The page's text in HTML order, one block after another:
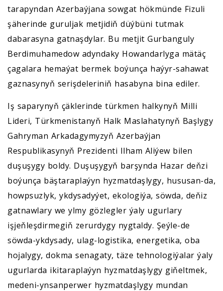
tarapyndan Azerbaýjana sowgat hökmünde Fizuli
şäherinde guruljak metjidiň düýbüni tutmak
dabarasyna gatnaşdylar. Bu metjit Gurbanguly
Berdimuhamedow adyndaky Howandarlyga mätäç
çagalara hemaýat bermek boýunça haýyr-sahawat
gaznasynyň serişdeleriniň hasabyna bina ediler.
Iş saparynyň çäklerinde türkmen halkynyň Milli
Lideri, Türkmenistanyň Halk Maslahatynyň Başlygy
Gahryman Arkadagymyzyň Azerbaýjan
Respublikasynyň Prezidenti Ilham Aliýew bilen
duşuşygy boldy. Duşuşygyň barşynda Hazar deňzi
boýunça bäştaraplaýyn hyzmatdaşlygy, hususan-da,
howpsuzlyk, ykdysadyýet, ekologiýa, söwda, deňiz
gatnawlary we ylmy gözlegler ýaly ugurlary
işjeňleşdirmegiň zerurdygy nygtaldy. Şeýle-de
söwda-ykdysady, ulag-logistika, energetika, oba
hojalygy, dokma senagaty, täze tehnologiýalar ýaly
ugurlarda ikitaraplaýyn hyzmatdaşlygy giňeltmek,
medeni-ynsanperwer hyzmatdaşlygy mundan